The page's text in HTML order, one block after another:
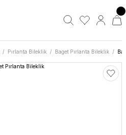
Pırlanta Bileklik Baget Pırlanta Bileklik